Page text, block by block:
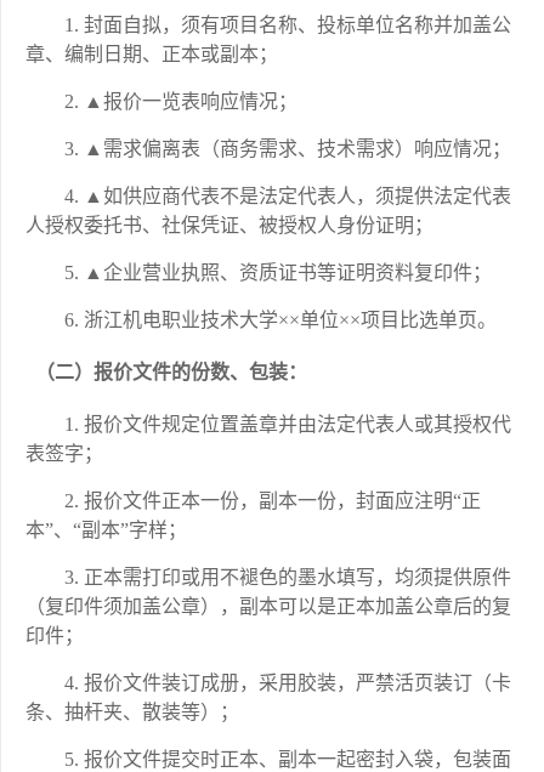
1. 封面自拟，须有项目名称、投标单位名称并加盖公
章、编制日期、正本或副本；
2. ▲ 报价一览表响应情况；
3. ▲ 需求偏离表（商务需求、技术需求） 响应情况；
4. ▲如供应商代表不是法定代表人，须提供法定代表
人授权委托书、社保凭证、被授权人身份证明；
5. ▲企业营业执照、资质证书等证明资料复印件；
6. 浙江机电职业技术大学××单位××项目比选单页。
（二）报价文件的份数、包装：
1. 报价文件规定位置盖章并由法定代表人或其授权代
表签字；
2. 报价文件正本一份，副本一份，封面应注明“正
本”、“副本”字样；
3. 正本需打印或用不褪色的墨水填写，均须提供原件
（复印件须加盖公章），副本可以是正本加盖公章后的复
印件；
4. 报价文件装订成册，采用胶装，严禁活页装订（卡
条、抽杆夹、散装等）；
5. 报价文件提交时正本、副本一起密封入袋，包装面